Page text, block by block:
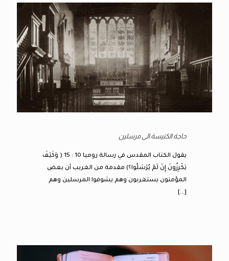
حاجة الكنيسة الى مرسلين
يقول الكتاب المقدس في رسالة روميا 10 : 15 ( وَكَيْفَ
يَكْرِزُونَ إِنْ لَمْ يُرْسَلُوا؟) مقدمة من الغريب أن بعض
المؤمنون يستغربون وهم يشوفوا المرسلين وهم
[…]